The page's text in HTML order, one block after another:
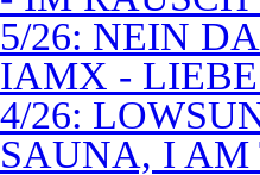
5/26: NEIN
IAMX -
4/26:
SAUNA, I AM